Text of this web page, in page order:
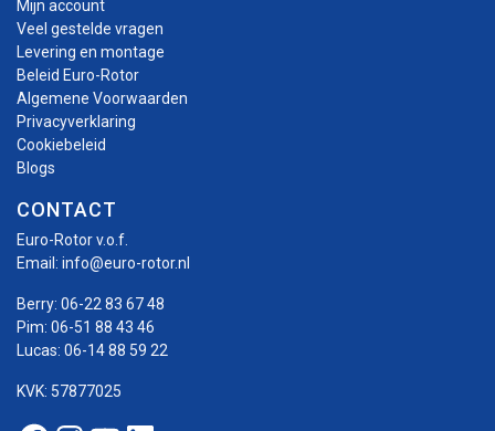
Mijn account
Veel gestelde vragen
Levering en montage
Beleid Euro-Rotor
Algemene Voorwaarden
Privacyverklaring
Cookiebeleid
Blogs
CONTACT
Euro-Rotor v.o.f.
Email: info@euro-rotor.nl
Berry: 06-22 83 67 48
Pim: 06-51 88 43 46
Lucas: 06-14 88 59 22
KVK: 57877025